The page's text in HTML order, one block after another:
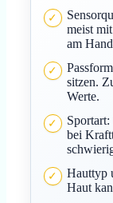
meist
am
sitzen.
Werte.
bei
Hauttyp
Haut